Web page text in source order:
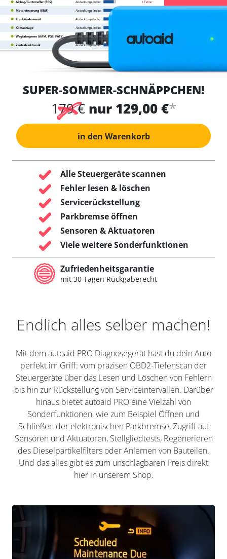
SUPER-SOMMER-SCHNÄPPCHEN!
179 € nur 129,00 €*
in den Warenkorb
Alle Steuergeräte scannen
Fehler lesen & löschen
Servicerückstellung
Parkbremse öffnen
Sensoren & Aktuatoren
Viele weitere Sonderfunktionen
Zufriedenheitsgarantie
mit 30 Tagen Rückgaberecht
Endlich alles selber machen!
Mit dem autoaid PRO Diagnosegerät hast du dein Auto
perfekt im Griff: vom präzisen OBD2-Tiefenscan der
Steuergeräte über das Lesen und Löschen von Fehlern
bis hin zur Rückstellung von Serviceintervallen. Darüber
hinaus bietet autoaid PRO eine Vielzahl von
Sonderfunktionen, wie zum Beispiel Öffnen und
Schließen der elektronischen Parkbremse, Zugriff auf
Sensoren und Aktuatoren, Stellgliedtests, Regenerieren
des Dieselpartikelfilters oder Anlernen von Bauteilen.
Und das alles gibt es zum unschlagbaren Preis direkt
hier in unserem Shop.